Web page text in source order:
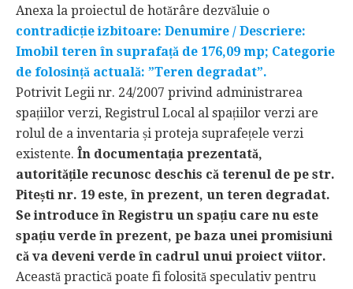
Anexa la proiectul de hotărâre dezvăluie o
contradicție izbitoare: Denumire / Descriere:
Imobil teren în suprafață de 176,09 mp; Categorie
de folosință actuală: ”Teren degradat”.
Potrivit Legii nr. 24/2007 privind administrarea
spațiilor verzi, Registrul Local al spațiilor verzi are
rolul de a inventaria și proteja suprafețele verzi
existente. În documentația prezentată,
autoritățile recunosc deschis că terenul de pe str.
Pitești nr. 19 este, în prezent, un teren degradat.
Se introduce în Registru un spațiu care nu este
spațiu verde în prezent, pe baza unei promisiuni
că va deveni verde în cadrul unui proiect viitor.
Această practică poate fi folosită speculativ pentru